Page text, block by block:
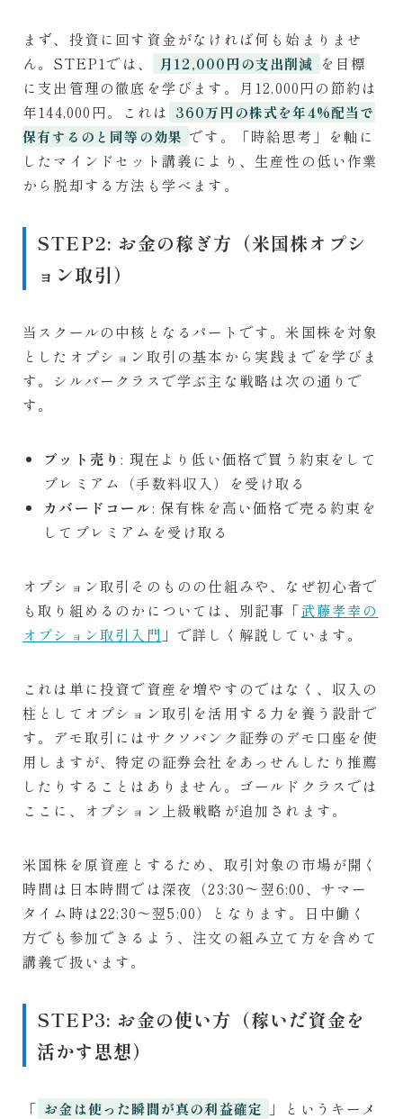
まず、投資に回す資金がなければ何も始まりませ
ん。STEP1では、
月12,000円の支出削減 を目標
に支出管理の徹底を学びます。月12,000円の節約は
年144,000円。これは 360万円の株式を年4%配当で
保有するのと同等の効果 です。「時給思考」を軸に
したマインドセット講義により、生産性の低い作業
から脱却する方法も学べます。
STEP2: お金の稼ぎ方（米国株オプシ
ョン取引）
当スクールの中核となるパートです。米国株を対象
としたオプション取引の基本から実践までを学びま
す。シルバークラスで学ぶ主な戦略は次の通りで
す。
プット売り : 現在より低い価格で買う約束をして
プレミアム（手数料収入）を受け取る
カバードコール: 保有株を高い価格で売る約束を
してプレミアムを受け取る
オプション取引そのものの仕組みや、なぜ初心者で
も取り組めるのかについては、別記事「武藤孝幸の
オプション取引入門 」で詳しく解説しています。
これは単に投資で資産を増やすのではなく、収入の
柱としてオプション取引を活用する力を養う設計で
す。デモ取引にはサクソバンク証券のデモ口座を使
用しますが、特定の証券会社をあっせんしたり推薦
したりすることはありません。ゴールドクラスでは
ここに、オプション上級戦略が追加されます。
米国株を原資産とするため、取引対象の市場が開く
時間は日本時間では深夜（23:30〜翌6:00、サマー
タイム時は22:30〜翌5:00）となります。日中働く
方でも参加できるよう、注文の組み立て方を含めて
講義で扱います。
STEP3: お金の使い方（稼いだ資金を
活かす思想）
「 お金は使った瞬間が真の利益確定
」というキーメ